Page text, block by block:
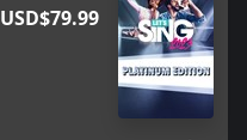
USD$79.99+